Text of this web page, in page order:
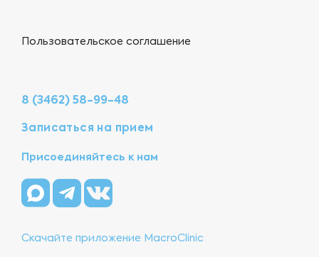
Пользовательское соглашение
8 (3462) 58-99-48
Записаться на прием
Присоединяйтесь к нам
Скачайте приложение MacroClinic